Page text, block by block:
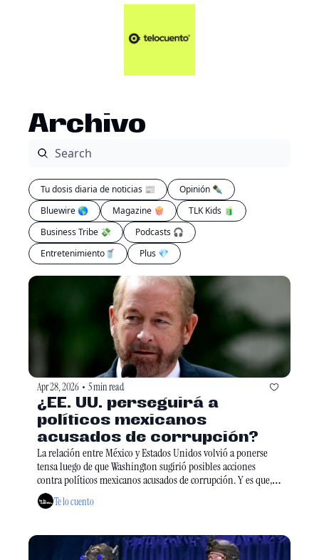
Artículos 📑
Plus 💎
Archivo
Tu dosis diaria de noticias 📰
Opinión ✒️
Bluewire 🌎
Magazine 🍿
TLK Kids 🧃
Business Tribe 💸
Podcasts 🎧
Entretenimiento🥤
Plus 💎
Apr 28, 2026 • 5 min read
¿EE. UU. perseguirá a
políticos mexicanos
acusados de corrupción?
La relación entre México y Estados Unidos volvió a ponerse
tensa luego de que Washington sugirió posibles acciones
contra políticos mexicanos acusados de corrupción. Y es que, se
dice que el vecino del norte podría ir más allá de cancelar
visas, mientras México exige pruebas. El conflicto llega en
2027.
Te lo cuento